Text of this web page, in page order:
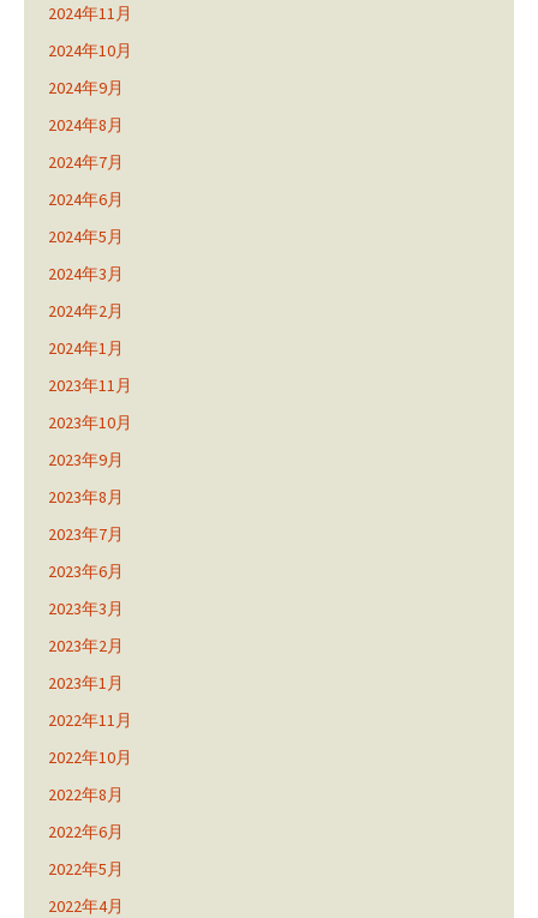
2024年11月
2024年10月
2024年9月
2024年8月
2024年7月
2024年6月
2024年5月
2024年3月
2024年2月
2024年1月
2023年11月
2023年10月
2023年9月
2023年8月
2023年7月
2023年6月
2023年3月
2023年2月
2023年1月
2022年11月
2022年10月
2022年8月
2022年6月
2022年5月
2022年4月